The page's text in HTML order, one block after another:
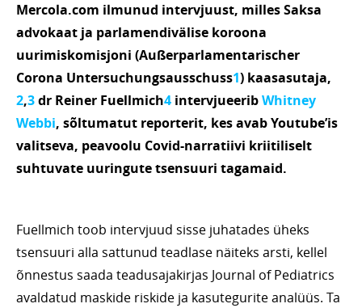
Mercola.com ilmunud intervjuust, milles Saksa
advokaat ja parlamendivälise koroona
uurimiskomisjoni (Außerparlamentarischer
Corona Untersuchungsausschuss1) kaasasutaja,
2,3dr Reiner Fuellmich4 intervjueeribWhitney
Webbi, sõltumatut reporterit, kes avab Youtube’is
valitseva, peavoolu Covid-narratiivi kriitiliselt
suhtuvate uuringute tsensuuri tagamaid.
Fuellmich toob intervjuud sisse juhatades üheks
tsensuuri alla sattunud teadlase näiteks arsti, kellel
õnnestus saada teadusajakirjas Journal of Pediatrics
avaldatud maskide riskide ja kasutegurite analüüs. Ta